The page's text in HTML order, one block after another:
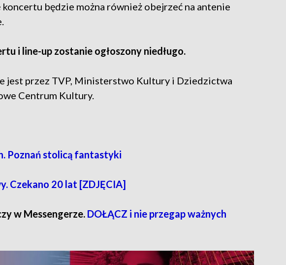
koncertu będzie można również obejrzeć na antenie
i line-up zostanie ogłoszony niedługo.
jest przez TVP, Ministerstwo Kultury i Dziedzictwa
Centrum Kultury.
Poznań stolicą fantastyki
Czekano 20 lat [ZDJĘCIA]
w Messengerze. DOŁĄCZ i nie przegap ważnych